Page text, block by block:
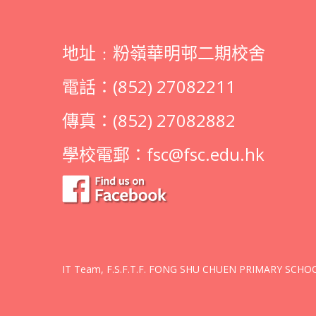
地址﹕粉嶺華明邨二期校舍
電話：(852) 27082211
傳真：(852) 27082882
學校電郵： fsc@fsc.edu.hk
IT Team, F.S.F.T.F. FONG SHU CHUEN PRIMARY